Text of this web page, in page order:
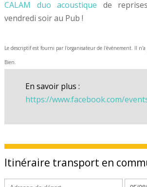
CALAM duo acoustique de
vendredi soir au Pub !
Le descriptif est fourni par l'organisateur de l'événement. Il n'a
Bien.
En savoir plus :
https://www.facebook.com/
Itinéraire transport en